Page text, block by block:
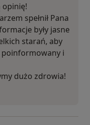
opinię!
spełnił Pana
były jasne
starań, aby
poinformowany i
dużo zdrowia!